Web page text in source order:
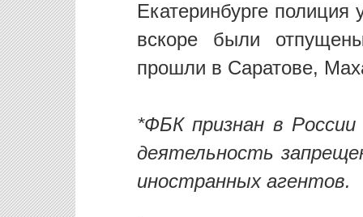
Екатеринбурге полиция
вскоре были
прошли в Саратове,
*ФБК признан в России
деятельность
иностранных агентов.